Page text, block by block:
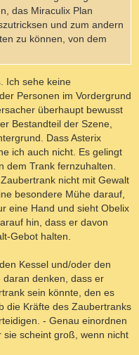
das Miraculix Plan
und zum andern
zu können, von dem
Ich sehe keine
Personen im Vordergrund
überhaupt bewusst
Bestandteil der Szene,
Dass Asterix
ich auch nicht. Es gelingt
dem Trank fernzuhalten.
nicht mit Gewalt
besondere Mühe darauf,
eine Hand und sieht Obelix
hin, dass er davon
Gebot halten.
Kessel und/oder den
denken, dass er
sein könnte, den es
die Kräfte des Zaubertranks
- Genau einordnen
sie scheint groß, wenn nicht